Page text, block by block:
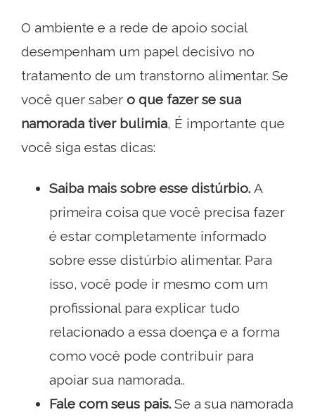
O ambiente e a rede de apoio social
desempenham um papel decisivo no
tratamento de um transtorno alimentar. Se
você quer saber o que fazer se sua
namorada tiver bulimia, É importante que
você siga estas dicas:
Saiba mais sobre esse distúrbio. A
primeira coisa que você precisa fazer
é estar completamente informado
sobre esse distúrbio alimentar. Para
isso, você pode ir mesmo com um
profissional para explicar tudo
relacionado a essa doença e a forma
como você pode contribuir para
apoiar sua namorada..
Fale com seus pais. Se a sua namorada